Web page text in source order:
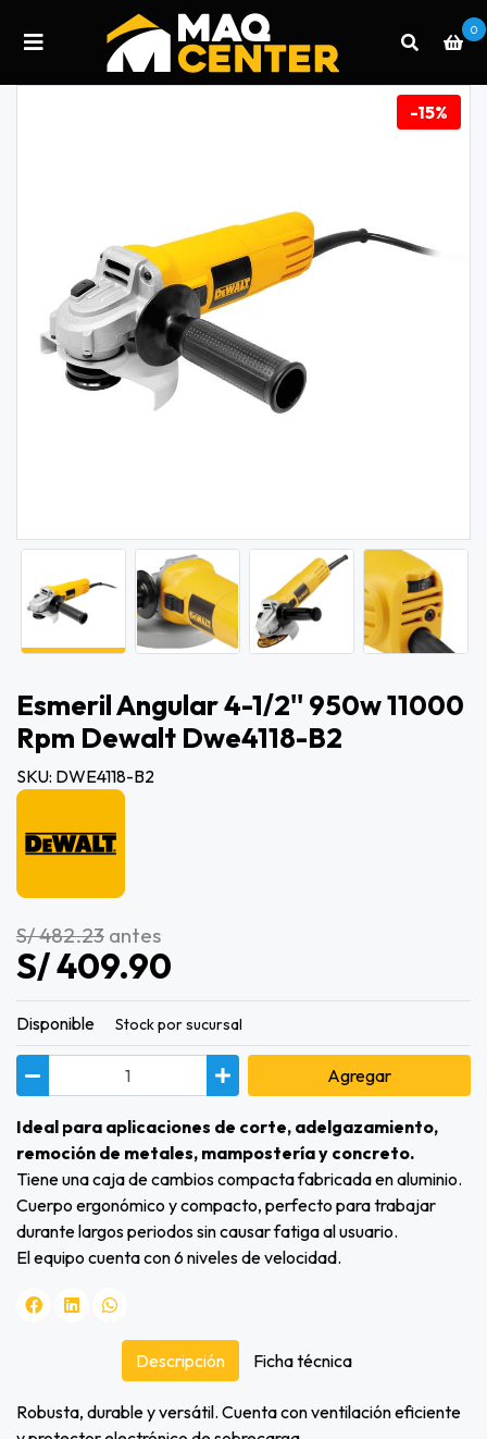
0
-15%
Esmeril Angular 4-1/2'' 950w 11000
Rpm Dewalt Dwe4118-B2
SKU: DWE4118-B2
S/ 482.23 antes
S/ 409.90
Disponible Stock por sucursal
Agregar
Ideal para aplicaciones de corte, adelgazamiento,
remoción de metales, mampostería y concreto.
Tiene una caja de cambios compacta fabricada en aluminio.
Cuerpo ergonómico y compacto, perfecto para trabajar
durante largos periodos sin causar fatiga al usuario.
El equipo cuenta con 6 niveles de velocidad.
Robusta, durable y versátil. Cuenta con ventilación eficiente
Descripción Ficha técnica